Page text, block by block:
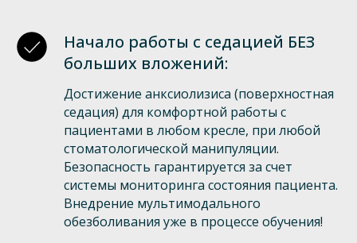
Начало работы с седацией БЕЗ
больших вложений:
Достижение анксиолизиса (поверхностная
седация) для комфортной работы с
пациентами в любом кресле, при любой
стоматологической манипуляции.
Безопасность гарантируется за счет
системы мониторинга состояния пациента.
Внедрение мультимодального
обезболивания уже в процессе обучения!